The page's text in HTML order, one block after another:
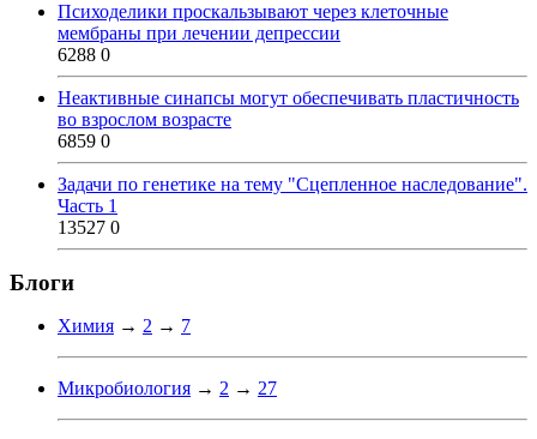
Психоделики проскальзывают через клеточные
мембраны при лечении депрессии
6288 0
Неактивные синапсы могут обеспечивать пластичность
во взрослом возрасте
6859 0
Задачи по генетике на тему "Сцепленное наследование".
Часть 1
13527 0
Блоги
Химия → 2 → 7
Микробиология → 2 → 27